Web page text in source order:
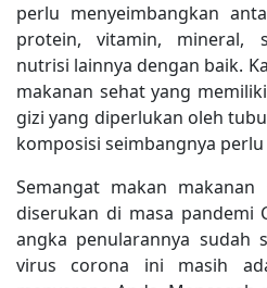
perlu menyeimbangkan
protein, vitamin, mineral,
nutrisi lainnya dengan baik.
makanan sehat yang
gizi yang diperlukan oleh
komposisi seimbangnya
Semangat makan
diserukan di masa pandemi
angka penularannya sudah
virus corona ini masih